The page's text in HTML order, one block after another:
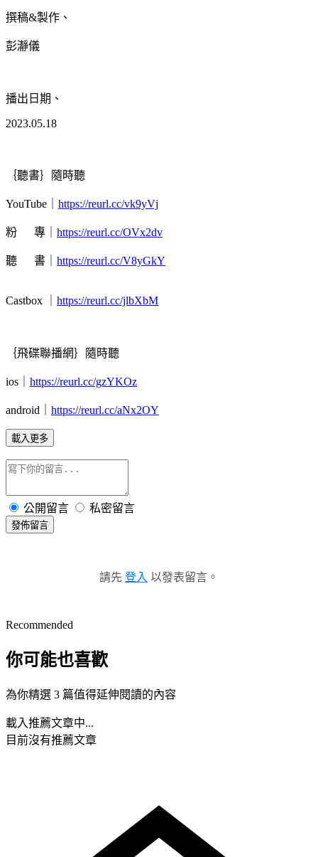
撰稿&製作、
彭瀞儀
播出日期、
2023.05.18
｛聽書｝隨時聽
YouTube｜ https://reurl.cc/vk9yVj
粉 專｜ https://reurl.cc/OVx2dv
聽 書｜ https://reurl.cc/V8yGkY
Castbox ｜ https://reurl.cc/jlbXbM
｛飛碟聯播網｝隨時聽
ios｜ https://reurl.cc/gzYKOz
android｜ https://reurl.cc/aNx2OY
載入更多
公開留言 私密留言
發佈留言
請先 登入 以發表留言。
Recommended
你可能也喜歡
為你精選 3 篇值得延伸閱讀的內容
載入推薦文章中...
目前沒有推薦文章